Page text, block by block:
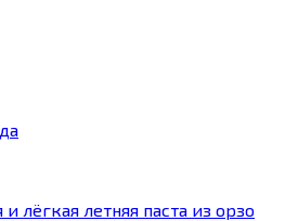
лёгкая летняя паста из орзо